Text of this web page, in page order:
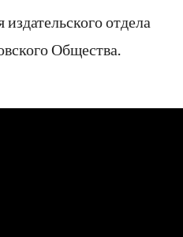
отдела
Общества.